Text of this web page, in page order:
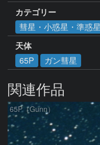
カテゴリー
彗星・小惑星・準惑星
天体
65P
ガン彗星
関連作品
65P（Gunn）